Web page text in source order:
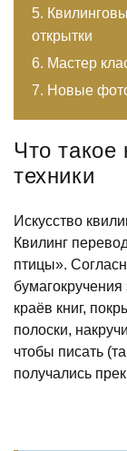
открытки
Мастер
Новые
Что такое
техники
Искусство
Квилинг
птицы».
краёв книг,
полоски,
чтобы писать
получались